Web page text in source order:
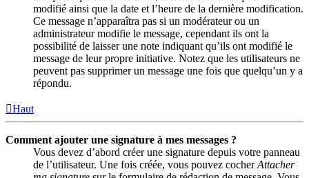
modifié ainsi que la date et l’heure de la dernière modification.
Ce message n’apparaîtra pas si un modérateur ou un
administrateur modifie le message, cependant ils ont la
possibilité de laisser une note indiquant qu’ils ont modifié le
message de leur propre initiative. Notez que les utilisateurs ne
peuvent pas supprimer un message une fois que quelqu’un y a
répondu.
Haut
Comment ajouter une signature à mes messages ?
Vous devez d’abord créer une signature depuis votre panneau
de l’utilisateur. Une fois créée, vous pouvez cocherAttacher